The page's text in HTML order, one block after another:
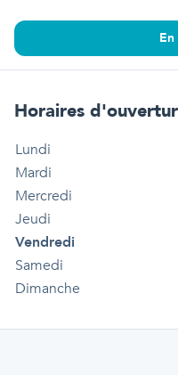
Horaires
Lundi
Mardi
Mercredi
Jeudi
Vendredi
Samedi
Dimanche